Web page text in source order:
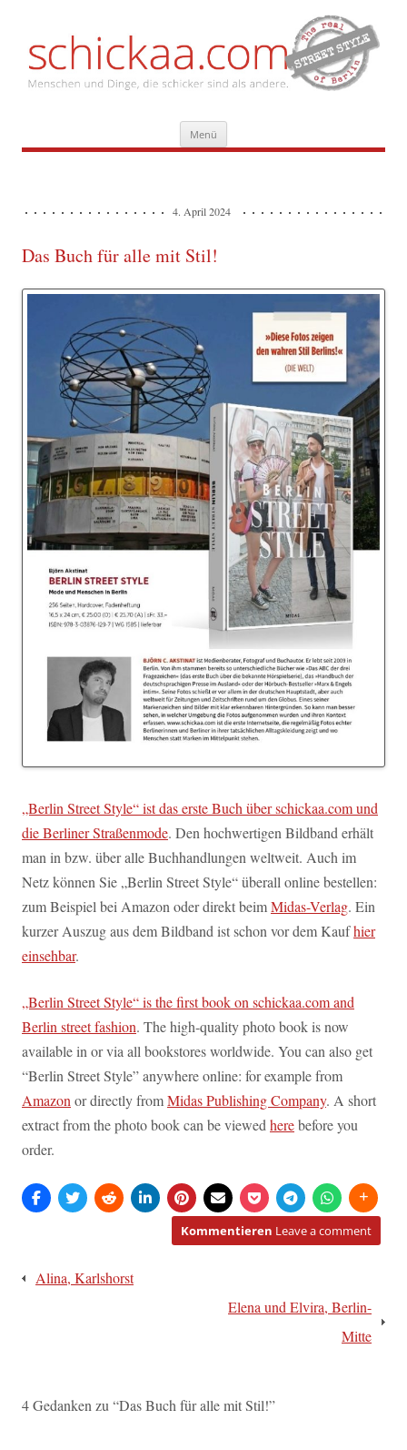
Menü Inhalt
springen
4. April 2024
Das Buch für alle mit Stil!
„Berlin Street Style“ ist das erste Buch über schickaa.com und
die Berliner Straßenmode. Den hochwertigen Bildband erhält
man in bzw. über alle Buchhandlungen weltweit. Auch im
Netz können Sie „Berlin Street Style“ überall online bestellen:
zum Beispiel bei Amazon oder direkt beimMidas-Verlag. Ein
kurzer Auszug aus dem Bildband ist schon vor dem Kaufhier
einsehbar.
„Berlin Street Style“ is the first book on schickaa.com and
Berlin street fashion. The high-quality photo book is now
available in or via all bookstores worldwide. You can also get
“Berlin Street Style” anywhere online: for example from
Amazon or directly fromMidas Publishing Company. A short
extract from the photo book can be viewed herebefore you
order.
Kommentieren Leave a comment
Beitragsnavigation
Alina, Karlshorst
Elena und Elvira, Berlin-
Mitte
4 Gedanken zu “Das Buch für alle mit Stil!”